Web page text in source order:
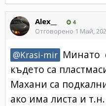
Alex__ 4
Отговорено 1 Май,
@Krasi-mir Минато
където са
Махани са
ако има листа и